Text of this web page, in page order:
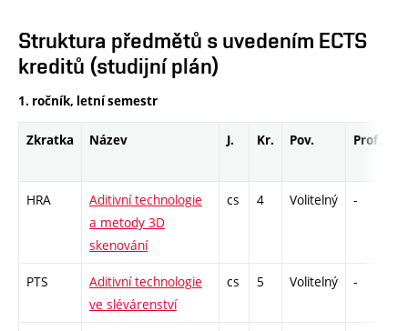
Struktura předmětů s uvedením ECTS
kreditů (studijní plán)
1. ročník, letní semestr
Zkratka Název J. Kr. Pov. Prof.
HRA
Aditivní technologie
a metody 3D
skenování
cs 4 Volitelný -
PTS
Aditivní technologie
ve slévárenství
cs 5 Volitelný -